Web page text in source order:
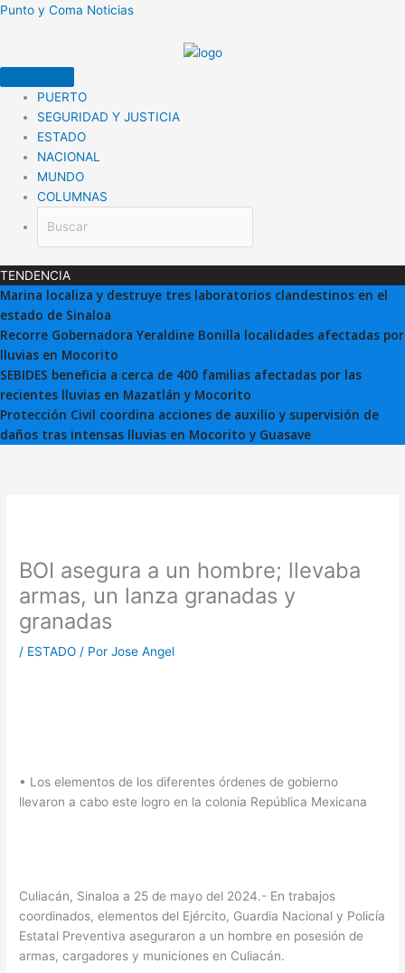
Ir
Punto y Coma Noticias
PUERTO
SEGURIDAD Y JUSTICIA
ESTADO
NACIONAL
MUNDO
COLUMNAS
TENDENCIA
Marina localiza y destruye tres laboratorios clandestinos en el
estado de Sinaloa
Recorre Gobernadora Yeraldine Bonilla localidades afectadas por
lluvias en Mocorito
SEBIDES beneficia a cerca de 400 familias afectadas por las
recientes lluvias en Mazatlán y Mocorito
Protección Civil coordina acciones de auxilio y supervisión de
daños tras intensas lluvias en Mocorito y Guasave
BOI asegura a un hombre; llevaba
armas, un lanza granadas y
granadas
/ ESTADO / PorJose Angel
• Los elementos de los diferentes órdenes de gobierno
llevaron a cabo este logro en la colonia República Mexicana
Culiacán, Sinaloa a 25 de mayo del 2024.- En trabajos
coordinados, elementos del Ejército, Guardia Nacional y Policía
Estatal Preventiva aseguraron a un hombre en posesión de
armas, cargadores y municiones en Culiacán.